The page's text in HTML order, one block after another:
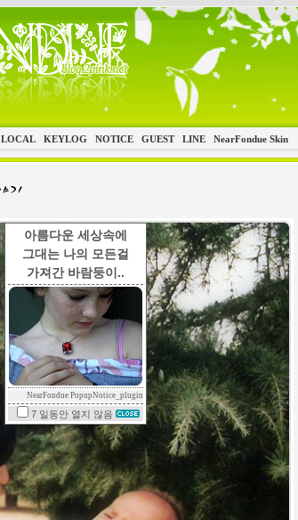
아름다운 세상속에
그대는 나의 모든걸
가져간 바람둥이..
NearFondue PopupNotice_plugin
7 일동안 열지 않음
LOCAL KEYLOG NOTICE GUEST LINE NearFondue Skin